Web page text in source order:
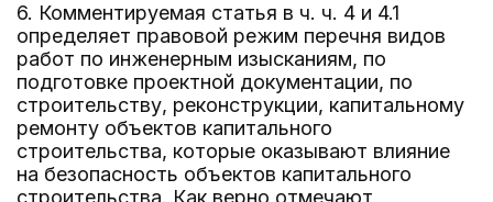
6. Комментируемая статья в ч. ч. 4 и 4.1
определяет правовой режим перечня видов
работ по инженерным изысканиям, по
подготовке проектной документации, по
строительству, реконструкции, капитальному
ремонту объектов капитального
строительства, которые оказывают влияние
на безопасность объектов капитального
строительства. Как верно отмечают